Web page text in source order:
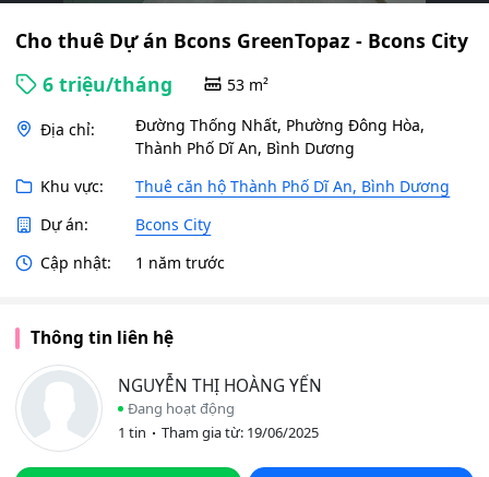
Cho thuê Dự án Bcons GreenTopaz - Bcons City
6 triệu/tháng
53 m²
Địa chỉ:
Đường Thống Nhất, Phường Đông Hòa,
Thành Phố Dĩ An, Bình Dương
Khu vực:
Thuê căn hộ Thành Phố Dĩ An, Bình Dương
Dự án:
Bcons City
Cập nhật:
1 năm trước
Thông tin liên hệ
NGUYỄN THỊ HOÀNG YẾN
Đang hoạt động
1 tin
Tham gia từ: 19/06/2025